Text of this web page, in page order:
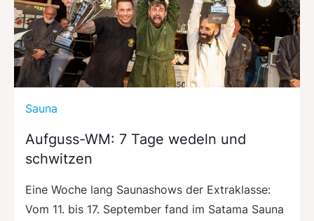
Sauna
Aufguss-WM: 7 Tage wedeln und
schwitzen
Eine Woche lang Saunashows der Extraklasse:
Vom 11. bis 17. September fand im Satama Sauna